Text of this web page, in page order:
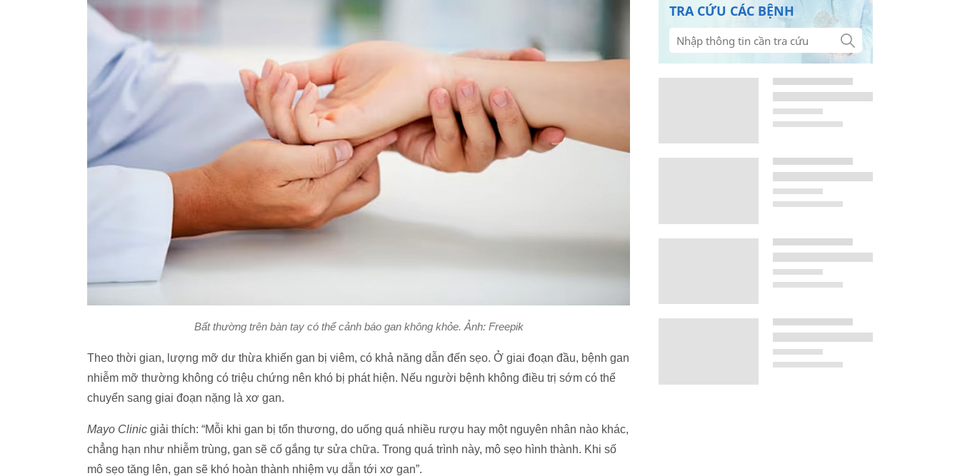
Bất thường trên bàn tay có thể cảnh báo gan không khỏe. Ảnh: Freepik
Theo thời gian, lượng mỡ dư thừa khiến gan bị viêm, có khả năng dẫn đến sẹo. Ở giai đoạn đầu, bệnh gan
nhiễm mỡ thường không có triệu chứng nên khó bị phát hiện. Nếu người bệnh không điều trị sớm có thể
chuyển sang giai đoạn nặng là xơ gan.
Mayo Clinic giải thích: “Mỗi khi gan bị tổn thương, do uống quá nhiều rượu hay một nguyên nhân nào khác,
chẳng hạn như nhiễm trùng, gan sẽ cố gắng tự sửa chữa. Trong quá trình này, mô sẹo hình thành. Khi số
mô sẹo tăng lên, gan sẽ khó hoàn thành nhiệm vụ dẫn tới xơ gan”.
TRA CỨU CÁC BỆNH